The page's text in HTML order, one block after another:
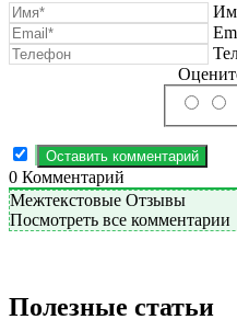
0 Комментарий
Межтекстовые Отзывы
Посмотреть все комментарии
Полезные статьи